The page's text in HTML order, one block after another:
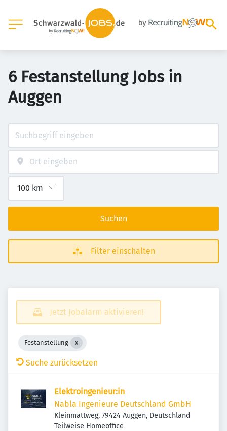
6 Festanstellung Jobs in
Auggen
Suchen
Filter einschalten
Jetzt Jobalarm aktivieren!
Festanstellung
Suche zurücksetzen
Elektroingenieur:in
Nabla Ingenieure Deutschland GmbH
Kleinmattweg, 79424 Auggen, Deutschland
Teilweise Homeoffice